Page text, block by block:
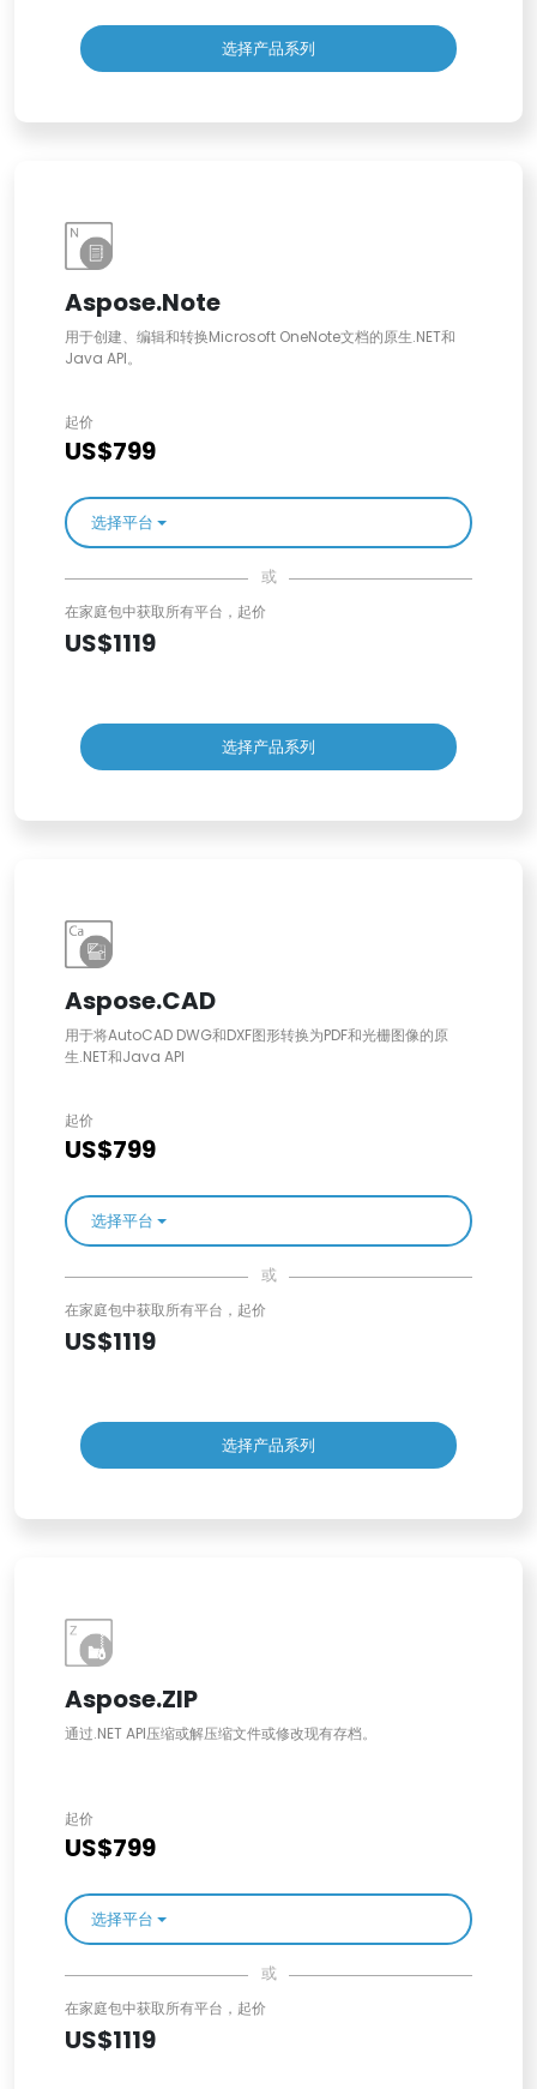
选择产品系列
Aspose.Note
用于创建、编辑和转换Microsoft OneNote文档的原生.NET和
Java API。
起价
US$799
选择平台
或
在家庭包中获取所有平台，起价
US$1119
选择产品系列
Aspose.CAD
用于将AutoCAD DWG和DXF图形转换为PDF和光栅图像的原
生.NET和Java API
起价
US$799
选择平台
或
在家庭包中获取所有平台，起价
US$1119
选择产品系列
Aspose.ZIP
通过.NET API压缩或解压缩文件或修改现有存档。
起价
US$799
选择平台
或
在家庭包中获取所有平台，起价
US$1119